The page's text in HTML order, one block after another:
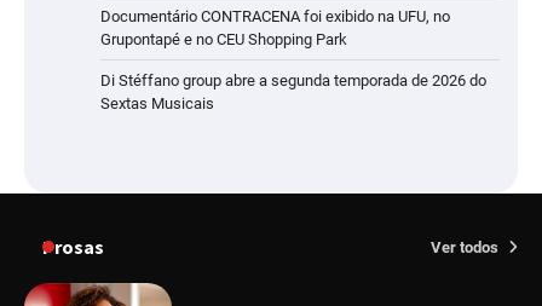
Documentário CONTRACENA foi exibido na UFU, no
Grupontapé e no CEU Shopping Park
Di Stéffano group abre a segunda temporada de 2026 do
Sextas Musicais
Prosas Ver todos